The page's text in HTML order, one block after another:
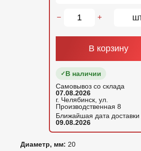
Диаметр, мм: 20
− +
В корзину
В наличии
Самовывоз со склада
07.08.2026
г. Челябинск, ул.
Производственная 8
Ближайшая дата доставки
09.08.2026